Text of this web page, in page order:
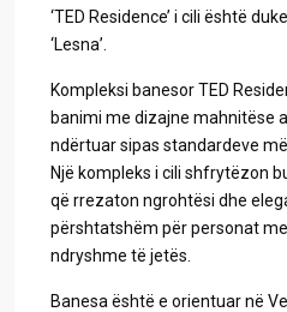
‘TED Residence’ i cili është
‘Lesna’.
Kompleksi banesor TED
banimi me dizajne mahnitëse
ndërtuar sipas standardeve
Një kompleks i cili shfrytëzon
që rrezaton ngrohtësi dhe
përshtatshëm për personat
ndryshme të jetës.
Banesa është e orientuar në